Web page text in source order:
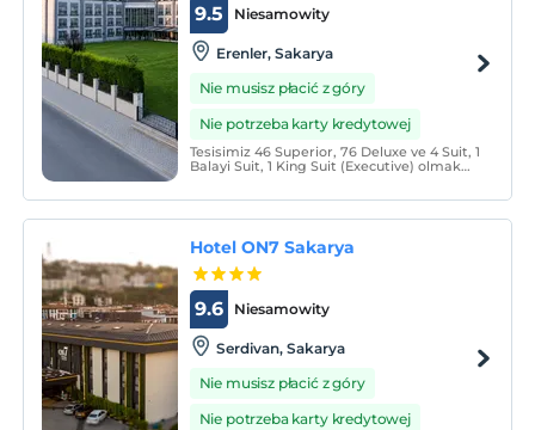
Niesamowity
9.5
Erenler, Sakarya
Nie musisz płacić z góry
Nie potrzeba karty kredytowej
Tesisimiz 46 Superior, 76 Deluxe ve 4 Suit, 1
Balayi Suit, 1 King Suit (Executive) olmak
Hotel ON7 Sakarya
Niesamowity
9.6
Serdivan, Sakarya
Nie musisz płacić z góry
Nie potrzeba karty kredytowej